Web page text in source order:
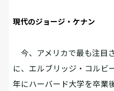
現代のジョージ・ケナン
今、アメリカで最も注目
に、エルブリッジ・コルビ
年にハーバード大学を卒業